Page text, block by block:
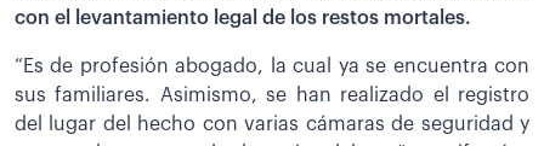
con el levantamiento legal de los restos mortales.
“Es de profesión abogado, la cual ya se encuentra con
sus familiares. Asimismo, se han realizado el registro
del lugar del hecho con varias cámaras de seguridad y